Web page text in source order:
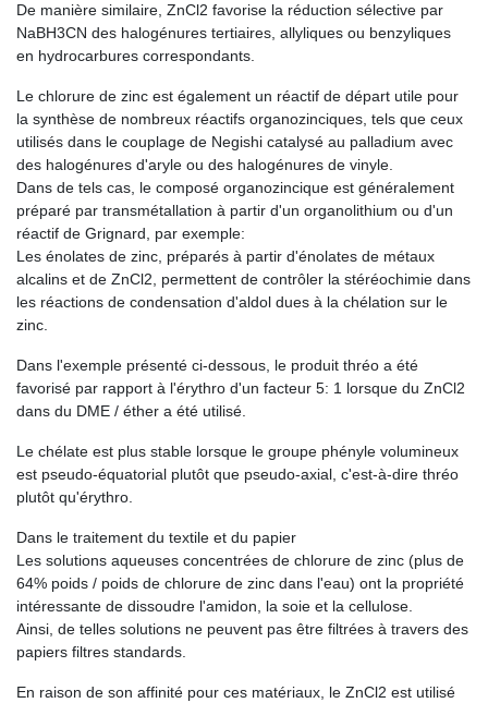
De manière similaire, ZnCl2 favorise la réduction sélective par
NaBH3CN des halogénures tertiaires, allyliques ou benzyliques
en hydrocarbures correspondants.
Le chlorure de zinc est également un réactif de départ utile pour
la synthèse de nombreux réactifs organozinciques, tels que ceux
utilisés dans le couplage de Negishi catalysé au palladium avec
des halogénures d'aryle ou des halogénures de vinyle.
Dans de tels cas, le composé organozincique est généralement
préparé par transmétallation à partir d'un organolithium ou d'un
réactif de Grignard, par exemple:
Les énolates de zinc, préparés à partir d'énolates de métaux
alcalins et de ZnCl2, permettent de contrôler la stéréochimie dans
les réactions de condensation d'aldol dues à la chélation sur le
zinc.
Dans l'exemple présenté ci-dessous, le produit thréo a été
favorisé par rapport à l'érythro d'un facteur 5: 1 lorsque du ZnCl2
dans du DME / éther a été utilisé.
Le chélate est plus stable lorsque le groupe phényle volumineux
est pseudo-équatorial plutôt que pseudo-axial, c'est-à-dire thréo
plutôt qu'érythro.
Dans le traitement du textile et du papier
Les solutions aqueuses concentrées de chlorure de zinc (plus de
64% poids / poids de chlorure de zinc dans l'eau) ont la propriété
intéressante de dissoudre l'amidon, la soie et la cellulose.
Ainsi, de telles solutions ne peuvent pas être filtrées à travers des
papiers filtres standards.
En raison de son affinité pour ces matériaux, le ZnCl2 est utilisé